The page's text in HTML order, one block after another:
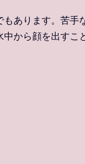
あります。苦
から顔を出すこ